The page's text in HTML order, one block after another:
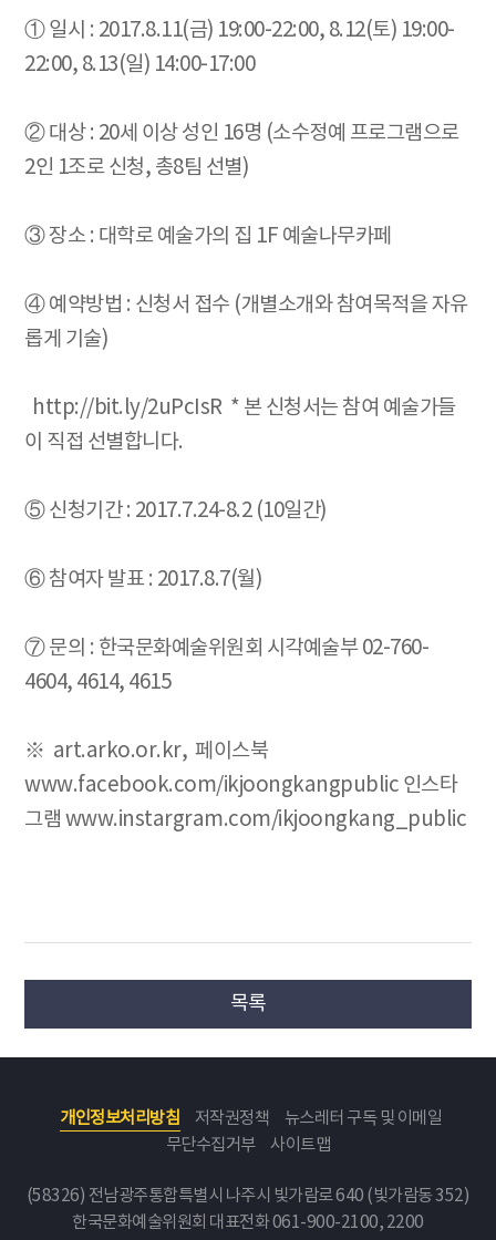
① 일시 : 2017.8.11(금) 19:00-22:00, 8.12(토) 19:00-
22:00, 8.13(일) 14:00-17:00
② 대상 : 20세 이상 성인 16명 (소수정예 프로그램으로
2인 1조로 신청, 총8팀 선별)
③ 장소 : 대학로 예술가의 집 1F 예술나무카페
④ 예약방법 : 신청서 접수 (개별소개와 참여목적을 자유
롭게 기술)
http://bit.ly/2uPcIsR * 본 신청서는 참여 예술가들
이 직접 선별합니다.
⑤ 신청기간 : 2017.7.24-8.2 (10일간)
⑥ 참여자 발표 : 2017.8.7(월)
⑦ 문의 : 한국문화예술위원회 시각예술부 02-760-
4604, 4614, 4615
※ art.arko.or.kr, 페이스북
www.facebook.com/ikjoongkangpublic 인스타
그램 www.instargram.com/ikjoongkang_public
목록
개인정보처리방침 저작권정책
뉴스레터 구독 및 이메일
무단수집거부
사이트맵
(58326) 전남광주통합특별시 나주시 빛가람로 640 (빛가람동 352)
한국문화예술위원회 대표전화 061-900-2100, 2200